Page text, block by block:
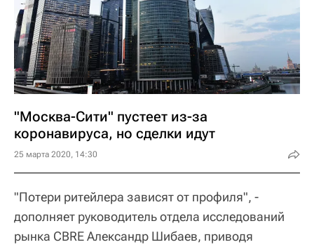
"Москва-Сити" пустеет из-за
коронавируса, но сделки идут
25 марта 2020, 14:30
"Потери ритейлера зависят от профиля", -
дополняет руководитель отдела исследований
рынка CBRE Александр Шибаев, приводя